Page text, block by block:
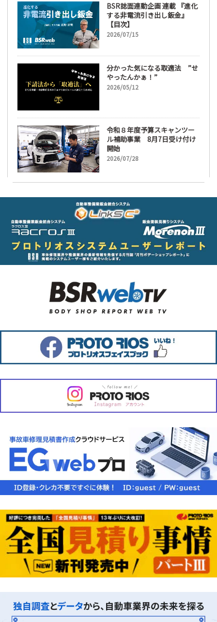
BSR誌面連動企画 連載 『進化
する非電流引き出し鈑金』
【目次】
2026/07/15
分かった気になる取適法 ”せ
やったんかぁ！”
2026/05/12
令和８年度予算スキャンツー
ル補助事業 8月7日受け付け
開始
2026/07/28